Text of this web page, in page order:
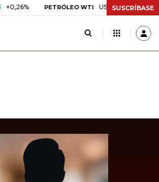
PETRÓLEO WTI US$ 78,01 US$ 2,92
SUSCRÍBASE